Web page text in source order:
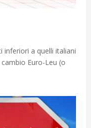
inferiori a quelli italiani
Euro-Leu (o